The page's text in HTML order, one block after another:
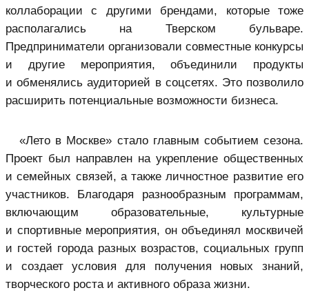
коллаборации с другими брендами, которые тоже
располагались на Тверском бульваре.
Предприниматели организовали совместные конкурсы
и другие мероприятия, объединили продукты
и обменялись аудиторией в соцсетях. Это позволило
расширить потенциальные возможности бизнеса.
«Лето в Москве» стало главным событием сезона.
Проект был направлен на укрепление общественных
и семейных связей, а также личностное развитие его
участников. Благодаря разнообразным программам,
включающим образовательные, культурные
и спортивные мероприятия, он объединял москвичей
и гостей города разных возрастов, социальных групп
и создает условия для получения новых знаний,
творческого роста и активного образа жизни.